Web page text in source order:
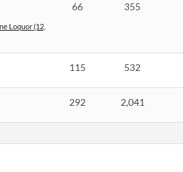
Loquor (12,
66 355
115 532
292 2,041